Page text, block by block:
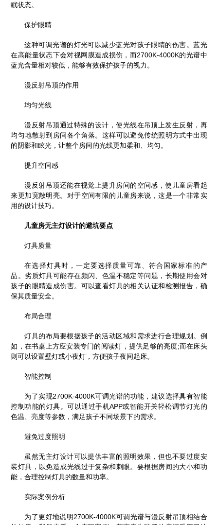
眠状态。
保护眼睛
这种可调光谱的灯光可以减少蓝光对孩子眼睛的伤害。蓝光
在高能量状态下会对视网膜造成损伤，而2700K-4000K的光谱中
蓝光含量相对较低，能够有效保护孩子的视力。
漫反射吊顶的作用
均匀光线
漫反射吊顶通过特殊的设计，使光线在吊顶上发生反射，再
均匀地散射到房间各个角落。这样可以避免传统照明方式中出现
的阴影和眩光，让整个房间的光线更加柔和、均匀。
提升空间感
漫反射吊顶还能在视觉上提升房间的空间感，使儿童房看起
来更加宽敞明亮。对于空间有限的儿童房来说，这是一个非常实
用的设计技巧。
儿童房无主灯设计的避坑要点
灯具质量
在选择灯具时，一定要选择质量可靠、符合国家标准的产
品。劣质灯具可能存在频闪、色温不稳定等问题，长期使用会对
孩子的眼睛造成伤害。可以查看灯具的相关认证和检测报告，确
保其质量安全。
布局合理
灯具的布局要根据孩子的活动区域和需求进行合理规划。例
如，在书桌上方应安装专门的阅读灯，提供足够的亮度;而在床头
则可以设置壁灯或小夜灯，方便孩子夜间起床。
智能控制
为了实现2700K-4000K可调光谱的功能，建议选择具有智能
控制功能的灯具。可以通过手机APP或智能开关轻松调节灯光的
色温、亮度等参数，满足孩子不同场景下的需求。
避免过度照明
虽然无主灯设计可以提供丰富的照明效果，但也不要过度安
装灯具，以免造成光线过于复杂和刺眼。要根据房间的大小和功
能，合理控制灯具的数量和功率。
实际案例分析
为了更好地说明2700K-4000K可调光谱与漫反射吊顶相结合